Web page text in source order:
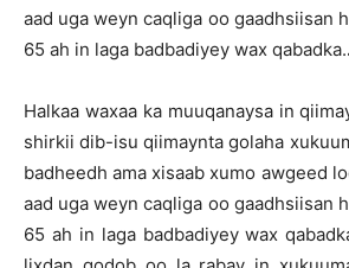
aad uga weyn caqliga oo gaadhsiisan
65 ah in laga badbadiyey wax qabadka.
Halkaa waxaa ka muuqanaysa in
shirkii dib-isu qiimaynta golaha
badheedh ama xisaab xumo awgeed
aad uga weyn caqliga oo gaadhsiisan
65 ah in laga badbadiyey wax